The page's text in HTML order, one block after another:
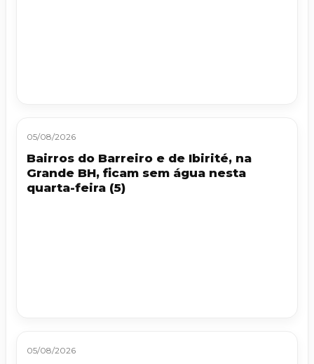
05/08/2026
Bairros do Barreiro e de Ibirité, na
Grande BH, ficam sem água nesta
quarta-feira (5)
05/08/2026